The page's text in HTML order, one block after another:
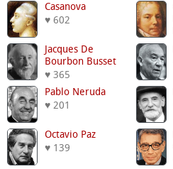
Casanova
♥ 602
Jacques De
Bourbon Busset
♥ 365
Pablo Neruda
♥ 201
Octavio Paz
♥ 139